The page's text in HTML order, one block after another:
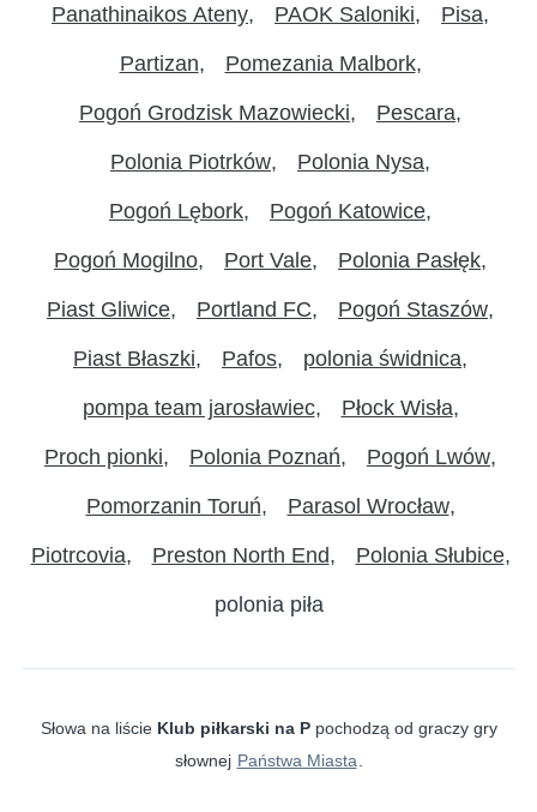
Panathinaikos Ateny PAOK Saloniki Pisa
Partizan Pomezania Malbork
Pogoń Grodzisk Mazowiecki Pescara
Polonia Piotrków Polonia Nysa
Pogoń Lębork Pogoń Katowice
Pogoń Mogilno Port Vale Polonia Pasłęk
Piast Gliwice‎ Portland FC Pogoń Staszów
Piast Błaszki Pafos polonia świdnica
pompa team jarosławiec Płock Wisła
Proch pionki Polonia Poznań Pogoń Lwów
Pomorzanin Toruń Parasol Wrocław
Piotrcovia Preston North End Polonia Słubice
polonia piła
Słowa na liście Klub piłkarski na Ppochodzą od graczy gry
słownej Państwa Miasta